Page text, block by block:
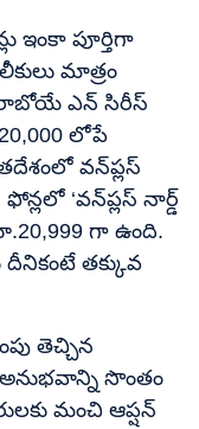
ఇంకా పూర్తిగా
మాత్రం
ఎన్ సిరీస్
లోపే
వన్‌ప్లస్
‘వన్‌ప్లస్ నార్డ్
గా ఉంది.
తక్కువ
తెచ్చిన
అనుభవాన్ని సొంతం
మంచి ఆప్షన్